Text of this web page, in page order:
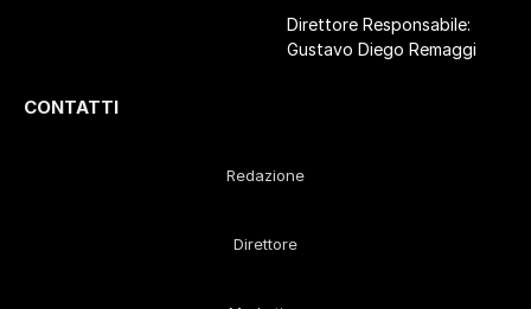
Direttore Responsabile:
Gustavo Diego Remaggi
CONTATTI
Redazione
Direttore